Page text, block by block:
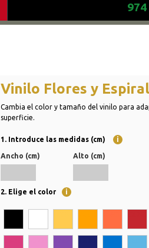
Vinilo Flores y
Cambia el color y tamaño del vinilo para
superficie.
1. Introduce las medidas (cm) i
Ancho (cm) Alto (cm)
2. Elige el color i